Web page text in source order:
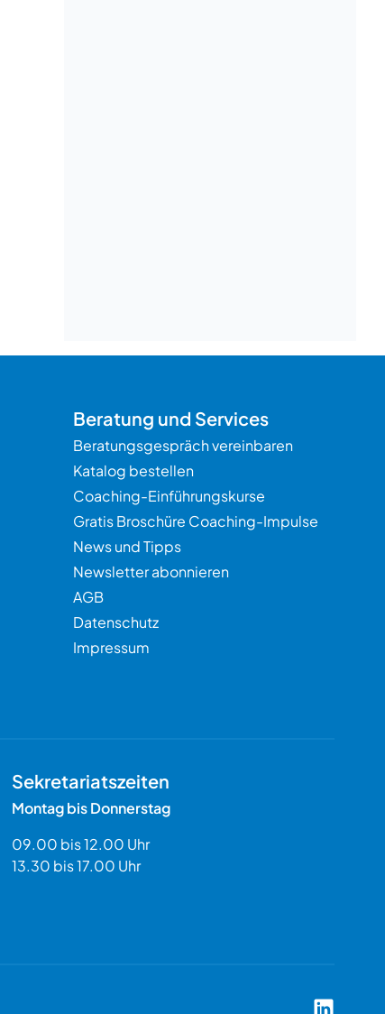
Beratung und Services
Beratungsgespräch vereinbaren
Katalog bestellen
Coaching-Einführungskurse
Gratis Broschüre Coaching-Impulse
News und Tipps
Newsletter abonnieren
AGB
Datenschutz
Impressum
Sekretariatszeiten
Montag bis Donnerstag
09.00 bis 12.00 Uhr
13.30 bis 17.00 Uhr
Coach